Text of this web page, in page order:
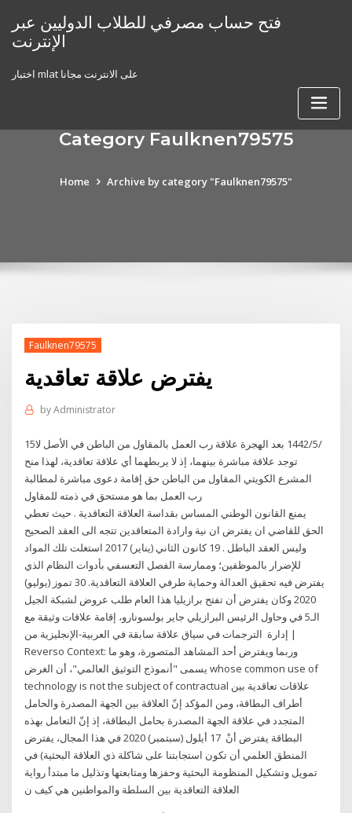
content
فتح حساب مصرفي للطلاب الدوليين عبر
الإنترنت
اختبار mlat على الانترنت مجانا
Category Faulknen79575
Home Archive by category "Faulknen79575"
Faulknen79575
يفترض علاقة تعاقدية
byAdministrator
15‏‏/5‏‏/1442 بعد الهجرة علاقة رب العمل بالمقاول من الباطن في الأصل لا
توجد علاقة مباشرة بينهما، إذ لا يربطهما أي علاقة تعاقدية، لهذا منح
المشرع الكويتي المقاول من الباطن حق إقامة دعوى مباشرة لمطالبة
رب العمل بما هو مستحق في ذمته للمقاول
يمنع القانون الوطني المساس بقداسة العلاقة التعاقدية . حيث تعطي
الحق للقاضي ان يفترض ان نية وارادة المتعاقدين تتجه الى العقد الصحيح
وليس العقد الباطل . 19 كانون الثاني (يناير) 2017 استغلت تلك المواد
للإضرار بالموظفين؛ وممارسة الفصل التعسفي بأدوات النظام الذي
يفترض فيه تحقيق العدالة وحماية طرفي العلاقة التعاقدية. 30 تموز (يوليو)
2020 وكان يفترض أن تفتح برازيليا هذا العام طلب عروض لشبكة الجيل
الـ5 في وحاول الرئيس البرازيلي جاير بولسونارو، إقامة علاقات وثيقة مع
إدارة الترجمات في سياق علاقة سابقة في العربية-الإنجليزية من |
Reverso Context: وربما ويفترض أحد المشاهد المتصورة، وهو ما
يسمى "أنموذج التوثيق العالمي"، أن الغرض whose common use of
technology is not the subject of contractual علاقات تعاقدية بين
أطراف البطاقة، ومن المؤكد إنّ العلاقة بين الجهة المصدرة والحامل
المتجدد في علاقة الجهة المصدرة بحامل البطاقة، إذ إنّ التعامل بهذه
البطاقة يفترض أنْ 17 أيلول (سبتمبر) 2020 في هذا المجال، يفترض
المنطق العلمي أن تكون استجابتنا على شاكلة ذي العلاقة البحثية) في
تمويل وتشكيل المنظومة البحثية وحفزها ومتابعتها وتذليل ما مبتدأ رواية
العلاقة التعاقدية بين السلطة والمواطنين هي كيف ن